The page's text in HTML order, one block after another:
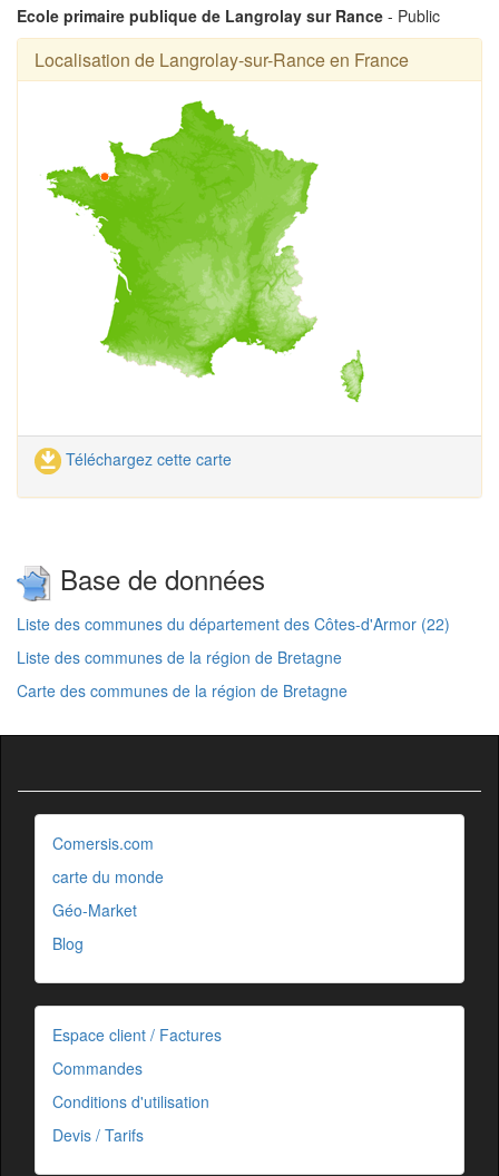
Ecole primaire publique de Langrolay sur Rance - Public
Localisation de Langrolay-sur-Rance en France
Téléchargez cette carte
Base de données
Liste des communes du département des Côtes-d'Armor (22)
Liste des communes de la région de Bretagne
Carte des communes de la région de Bretagne
Comersis.com
carte du monde
Géo-Market
Blog
Espace client / Factures
Commandes
Conditions d'utilisation
Devis / Tarifs